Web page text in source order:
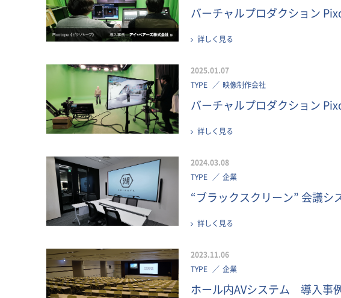
バーチャルプロダクション
詳しく見る
2025.01.07
TYPE
映像制作会社
バーチャルプロダクション
詳しく見る
2024.03.08
TYPE
企業
“ブラックスクリーン” 会議
詳しく見る
2023.11.06
TYPE
企業
ホール内AVシステム 導入事